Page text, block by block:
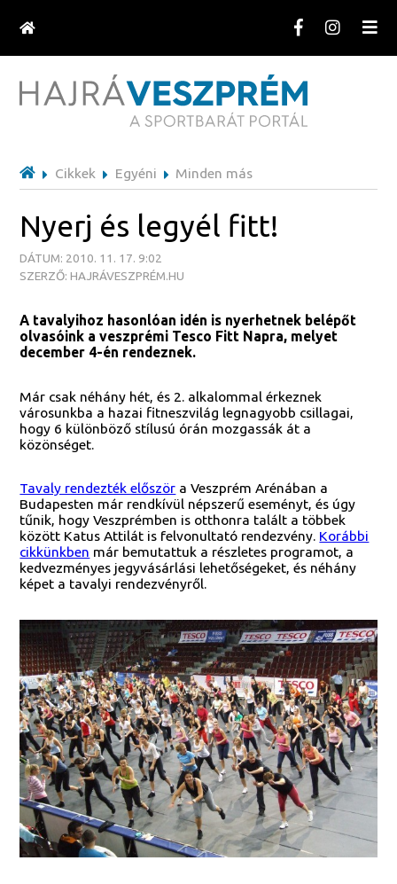
Cikkek Egyéni Minden más
Nyerj és legyél fitt!
DÁTUM: 2010. 11. 17. 9:02
SZERZŐ: HAJRÁVESZPRÉM.HU
A tavalyihoz hasonlóan idén is nyerhetnek belépőt
olvasóink a veszprémi Tesco Fitt Napra, melyet
december 4-én rendeznek.
Már csak néhány hét, és 2. alkalommal érkeznek
városunkba a hazai fitneszvilág legnagyobb csillagai,
hogy 6 különböző stílusú órán mozgassák át a
közönséget.
Tavaly rendezték először a Veszprém Arénában a
Budapesten már rendkívül népszerű eseményt, és úgy
tűnik, hogy Veszprémben is otthonra talált a többek
között Katus Attilát is felvonultató rendezvény. Korábbi
cikkünkben már bemutattuk a részletes programot, a
kedvezményes jegyvásárlási lehetőségeket, és néhány
képet a tavalyi rendezvényről.